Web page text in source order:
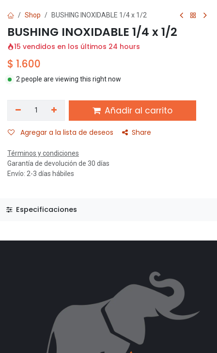
Shop BUSHING INOXIDABLE 1/4 x 1/2
BUSHING INOXIDABLE 1/4 x 1/2
15 vendidos en los últimos 24 hours
$ 1.600
2 people are viewing this right now
Añadir al carrito
Agregar a la lista de deseos Share
Términos y condiciones
Garantía de devolución de 30 días
Envío: 2-3 días hábiles
Especificaciones